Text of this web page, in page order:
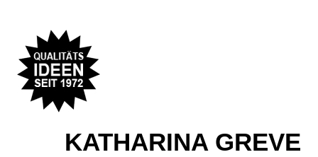
KATHARINA GREVE